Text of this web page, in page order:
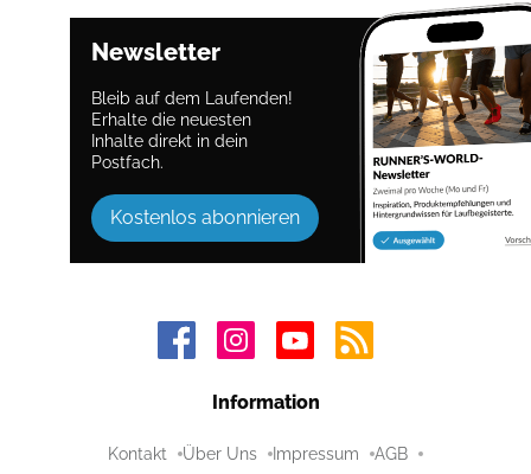
Newsletter
Bleib auf dem Laufenden!
Erhalte die neuesten
Inhalte direkt in dein
Postfach.
Kostenlos abonnieren
Information
Kontakt Über Uns Impressum AGB